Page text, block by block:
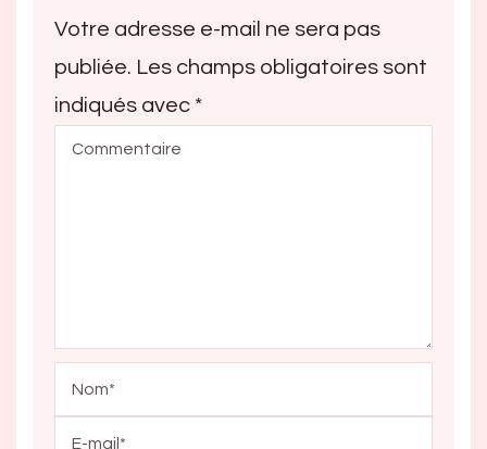
Votre adresse e-mail ne sera pas
publiée. Les champs obligatoires sont
indiqués avec *